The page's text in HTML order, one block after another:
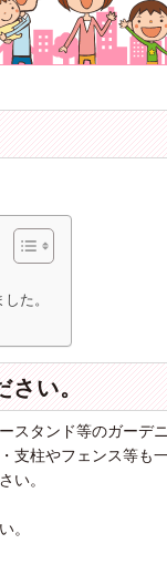
た。
さい。
スタンド等のガーデ
支柱やフェンス等も
い。
。